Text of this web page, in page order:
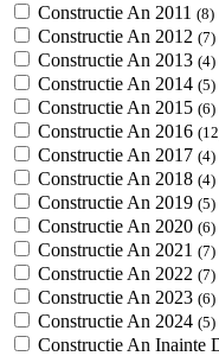
Constructie An 2011 (8)
Constructie An 2012 (7)
Constructie An 2013 (4)
Constructie An 2014 (5)
Constructie An 2015 (6)
Constructie An 2016
Constructie An 2017 (4)
Constructie An 2018 (4)
Constructie An 2019 (5)
Constructie An 2020 (6)
Constructie An 2021 (7)
Constructie An 2022 (7)
Constructie An 2023 (6)
Constructie An 2024 (5)
Constructie An Inainte